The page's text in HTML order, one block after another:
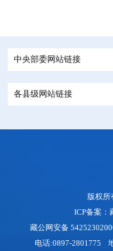
中央部委网站链接
各县级网站链接
版权
ICP备案：
藏公网安备
电话:0897-2801775